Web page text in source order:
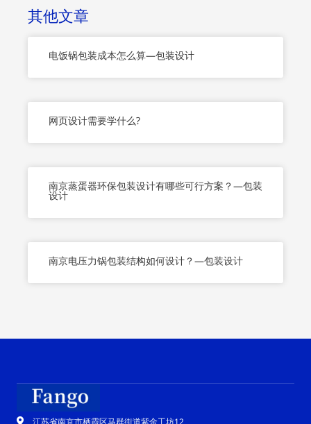
k
-
f
其他文章
电饭锅包装成本怎么算—包装设计
网页设计需要学什么?
南京蒸蛋器环保包装设计有哪些可行方案？—包装
设计
南京电压力锅包装结构如何设计？—包装设计
江苏省南京市栖霞区马群街道紫金工坊12